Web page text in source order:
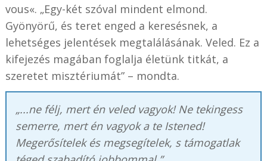
vous«. „Egy-két szóval mindent elmond.
Gyönyörű, és teret enged a keresésnek, a
lehetséges jelentések megtalálásának. Veled. Ez a
kifejezés magában foglalja életünk titkát, a
szeretet misztériumát” – mondta.
„...ne félj, mert én veled vagyok! Ne tekingess
semerre, mert én vagyok a te Istened!
Megerősítelek és megsegítelek, s támogatlak